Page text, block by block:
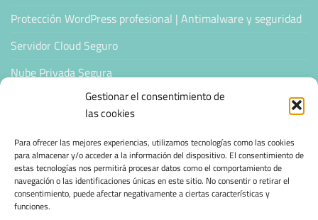
Gestionar el consentimiento de
las cookies
Para ofrecer las mejores experiencias, utilizamos tecnologías como las cookies
para almacenar y/o acceder a la información del dispositivo. El consentimiento de
estas tecnologías nos permitirá procesar datos como el comportamiento de
navegación o las identificaciones únicas en este sitio. No consentir o retirar el
consentimiento, puede afectar negativamente a ciertas características y
funciones.
Protección WordPress profesional | Antimalware y seguridad
Servidor Cloud Seguro
Nube Privada Segura
CONFIANZA & ESPECIALIZACIÓN
Sello de Confianza
Empresas Verificadas +100 Protocolos Online
Migración desde otro proveedor